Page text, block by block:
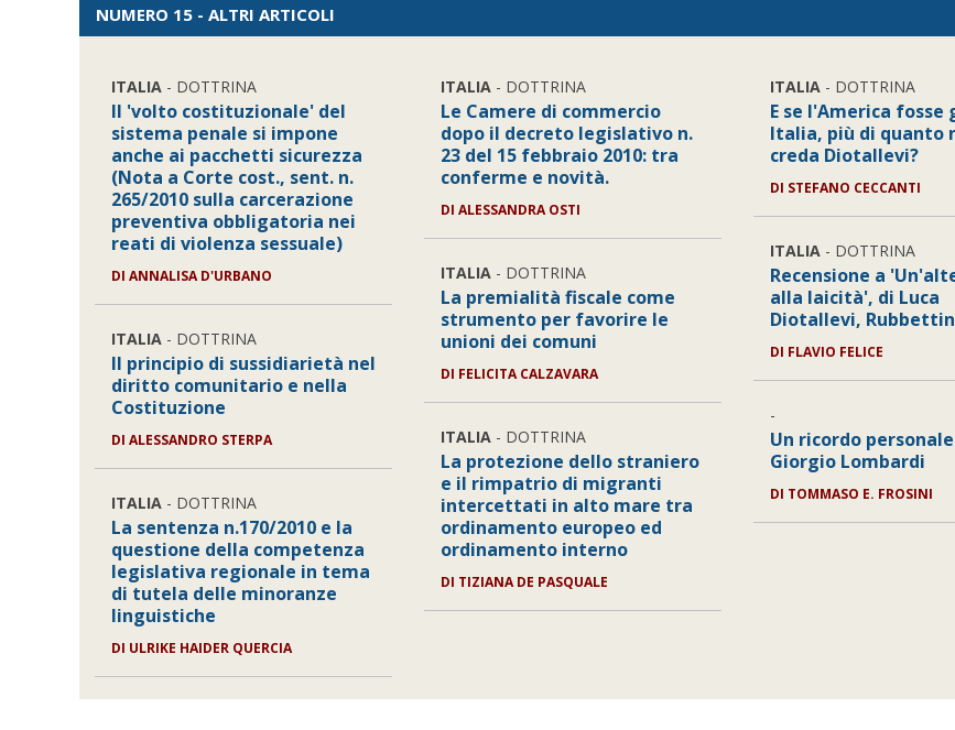
NUMERO 15 - ALTRI ARTICOLI
ITALIA - DOTTRINA
Il 'volto costituzionale' del
sistema penale si impone
anche ai pacchetti sicurezza
(Nota a Corte cost., sent. n.
265/2010 sulla carcerazione
preventiva obbligatoria nei
reati di violenza sessuale)
DI ANNALISA D'URBANO
ITALIA - DOTTRINA
Il principio di sussidiarietà nel
diritto comunitario e nella
Costituzione
DI ALESSANDRO STERPA
ITALIA - DOTTRINA
La sentenza n.170/2010 e la
questione della competenza
legislativa regionale in tema
di tutela delle minoranze
linguistiche
DI ULRIKE HAIDER QUERCIA
ITALIA - DOTTRINA
Le Camere di commercio
dopo il decreto legislativo n.
23 del 15 febbraio 2010: tra
conferme e novità.
DI ALESSANDRA OSTI
ITALIA - DOTTRINA
La premialità fiscale come
strumento per favorire le
unioni dei comuni
DI FELICITA CALZAVARA
ITALIA - DOTTRINA
La protezione dello straniero
e il rimpatrio di migranti
intercettati in alto mare tra
ordinamento europeo ed
ordinamento interno
DI TIZIANA DE PASQUALE
ITALIA- DOTTRINA
E se l'America fosse
Italia, più di quanto
creda Diotallevi?
DI STEFANO CECCANTI
ITALIA- DOTTRINA
Recensione a
alla laicità', di Luca
Diotallevi,
DI FLAVIO FELICE
-
Un ricordo
Giorgio Lombardi
DI TOMMASO E. FROSINI